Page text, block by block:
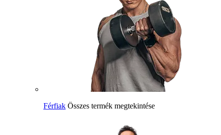
Férfiak Összes termék megtekintése